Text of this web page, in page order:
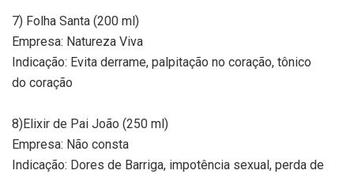
7) Folha Santa (200 ml)
Empresa: Natureza Viva
Indicação: Evita derrame, palpitação no coração, tônico
do coração
8)Elixir de Pai João (250 ml)
Empresa: Não consta
Indicação: Dores de Barriga, impotência sexual, perda de